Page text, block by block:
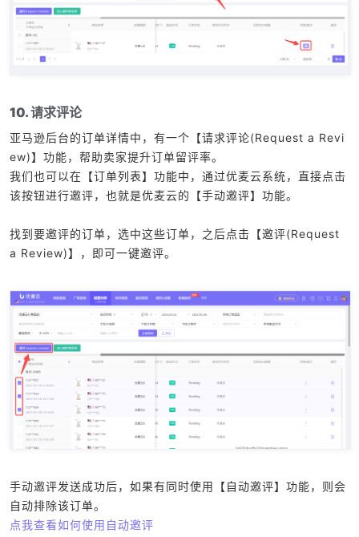
10. 请求评论
亚马逊后台的订单详情中，有一个【请求评论(Request a Revi
ew)】功能，帮助卖家提升订单留评率。
我们也可以在【订单列表】功能中，通过优麦云系统，直接点击
该按钮进行邀评，也就是优麦云的【手动邀评】功能。
找到要邀评的订单，选中这些订单，之后点击【邀评(Request
a Review)】，即可一键邀评。
手动邀评发送成功后，如果有同时使用【自动邀评】功能，则会
自动排除该订单。
点我查看如何使用自动邀评